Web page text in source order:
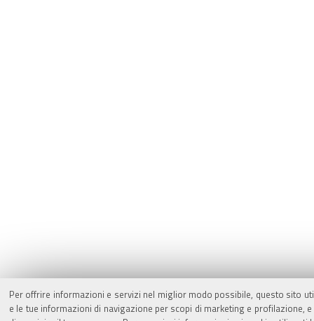
Per offrire informazioni e servizi nel miglior modo possibile, questo sito
e le tue informazioni di navigazione per scopi di marketing e